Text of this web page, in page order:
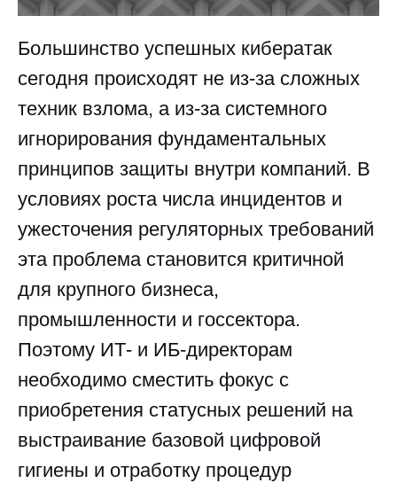
Большинство успешных кибератак
сегодня происходят не из-за сложных
техник взлома, а из-за системного
игнорирования фундаментальных
принципов защиты внутри компаний. В
условиях роста числа инцидентов и
ужесточения регуляторных требований
эта проблема становится критичной
для крупного бизнеса,
промышленности и госсектора.
Поэтому ИТ- и ИБ-директорам
необходимо сместить фокус с
приобретения статусных решений на
выстраивание базовой цифровой
гигиены и отработку процедур